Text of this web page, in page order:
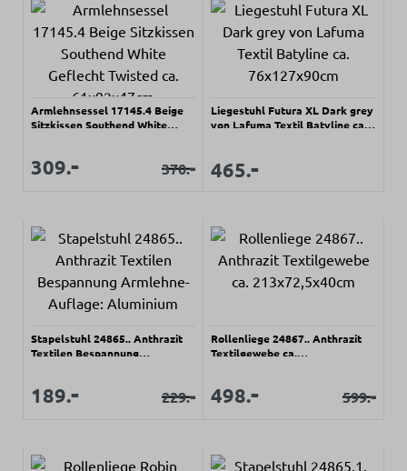
Armlehnsessel 17145.4 Beige
Sitzkissen Southend White
Verkaufspreis:
309.- Regulärer Preis:
370.-
Liegestuhl Futura XL Dark grey
von Lafuma Textil Batyline ca.
Verkaufspreis:
465.-
Stapelstuhl 24865.. Anthrazit
Textilen Bespannung
Verkaufspreis:
189.- Regulärer Preis:
229.-
Rollenliege 24867.. Anthrazit
Textilgewebe ca.
Verkaufspreis:
498.- Regulärer
599.-